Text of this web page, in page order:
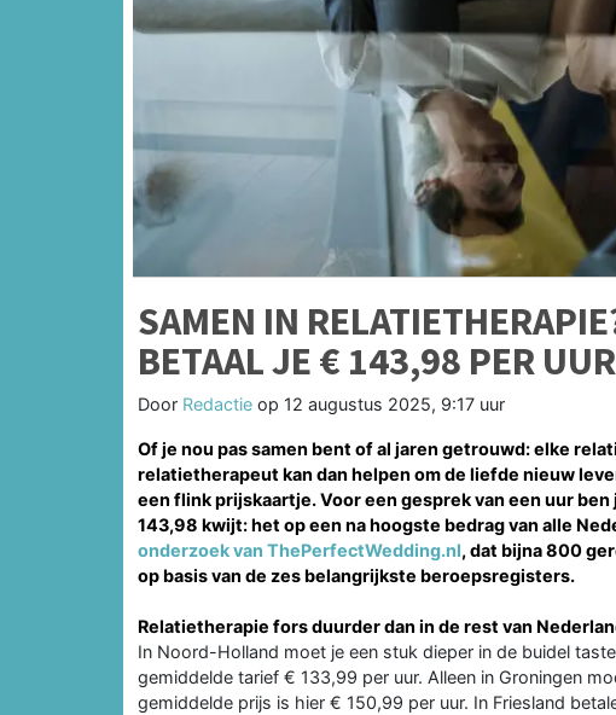
SAMEN IN
BETAAL JE € 143,98 PER UUR
Door Redactie op 12 augustus 2025, 9:17 uur
Of je nou pas samen bent of al jaren getrouwd: elke
relatietherapeut kan dan helpen om de liefde nieuw
een flink prijskaartje. Voor een gesprek van een uur
143,98 kwijt: het op een na hoogste bedrag van alle
onderzoek van ThePerfectWedding.nl, dat bijna 800
op basis van de zes belangrijkste beroepsregisters.
Relatietherapie fors duurder dan in de rest van
In Noord-Holland moet je een stuk dieper in de buidel
gemiddelde tarief € 133,99 per uur. Alleen in Groningen
gemiddelde prijs is hier € 150,99 per uur. In Friesland